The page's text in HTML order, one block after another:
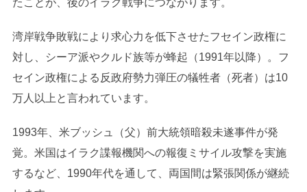
たことが、後のイラク戦争につながります。
湾岸戦争敗戦により求心力を低下させたフセイン政権に
対し、シーア派やクルド族等が蜂起（1991年以降）。フ
セイン政権による反政府勢力弾圧の犠牲者（死者）は10
万人以上と言われています。
1993年、米ブッシュ（父）前大統領暗殺未遂事件が発
覚。米国はイラク諜報機関への報復ミサイル攻撃を実施
するなど、1990年代を通して、両国間は緊張関係が継続